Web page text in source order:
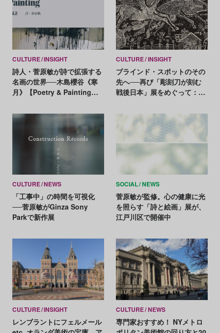
CULTURE INSIGHT
詩人・菅原敏が詩で拡張する
名画の世界──木島櫻谷《寒
月》【Poetry & Painting
CULTURE INSIGHT
ブラインド・スポットのその
先へ──再び「彫刻刀が刻む
戦後日本」展をめぐって：山
CULTURE NEWS
「工事中」の時間を可視化
──菅原敏がGinza Sony
Parkで新作展
SOCIAL NEWS
菅原敏が監修。心の健康に光
を照らす「詩と絵画」展が、
江戸川区で開催中
CULTURE INSIGHT
レンブラントにフェルメール
CULTURE NEWS
専門家おすすめ！ NYメトロ